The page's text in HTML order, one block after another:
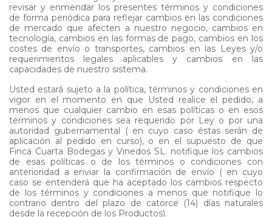
revisar y enmendar los presentes términos y condiciones
de forma periódica para reflejar cambios en las condiciones
de mercado que afecten a nuestro negocio, cambios en
tecnología, cambios en las formas de pago, cambios en los
costes de envío o transportes, cambios en las Leyes y/o
requerimientos legales aplicables y cambios en las
capacidades de nuestro sistema.
Usted estará sujeto a la política, términos y condiciones en
vigor en el momento en que Usted realice el pedido, a
menos que cualquier cambio en esas políticas o en esos
términos y condiciones sea requerido por Ley o por una
autoridad gubernamental ( en cuyo caso éstas serán de
aplicación al pedido en curso), o en el supuesto de que
Finca Cuarta Bodegas y Vinedos SL. notifique los cambios
de esas políticas o de los términos o condiciones con
anterioridad a enviar la confirmación de envío ( en cuyo
caso se entenderá que ha aceptado los cambios respecto
de los términos y condiciones a menos que notifique lo
contrario dentro del plazo de catorce (14) días naturales
desde la recepción de los Productos).